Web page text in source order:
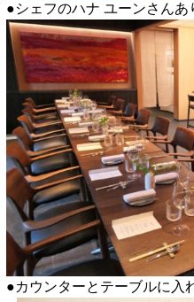
●シェフのハナ ユーンさん
●カウンターとテーブルに入